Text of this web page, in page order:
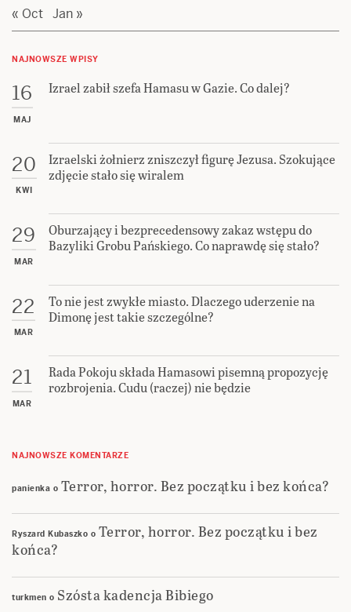
« Oct Jan »
NAJNOWSZE WPISY
16
MAJ
Izrael zabił szefa Hamasu w Gazie. Co dalej?
20
KWI
Izraelski żołnierz zniszczył figurę Jezusa. Szokujące
zdjęcie stało się wiralem
29
MAR
Oburzający i bezprecedensowy zakaz wstępu do
Bazyliki Grobu Pańskiego. Co naprawdę się stało?
22
MAR
To nie jest zwykłe miasto. Dlaczego uderzenie na
Dimonę jest takie szczególne?
21
MAR
Rada Pokoju składa Hamasowi pisemną propozycję
rozbrojenia. Cudu (raczej) nie będzie
NAJNOWSZE KOMENTARZE
panienka o Terror, horror. Bez początku i bez końca?
Ryszard Kubaszko o Terror, horror. Bez początku i bez
końca?
turkmen o Szósta kadencja Bibiego